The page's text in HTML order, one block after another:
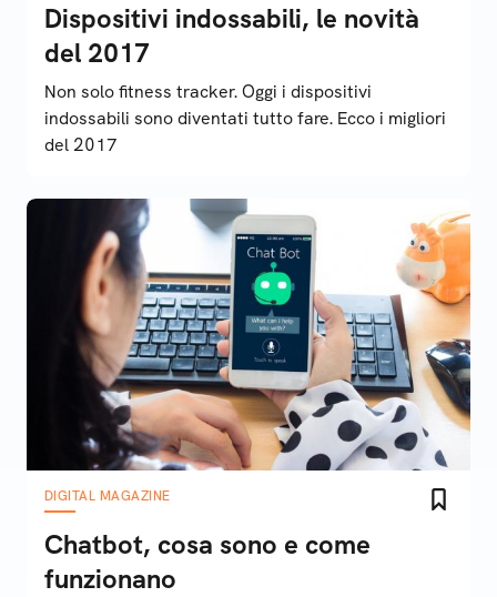
Dispositivi indossabili, le novità
del 2017
Non solo fitness tracker. Oggi i dispositivi
indossabili sono diventati tutto fare. Ecco i migliori
del 2017
DIGITAL MAGAZINE
Chatbot, cosa sono e come
funzionano